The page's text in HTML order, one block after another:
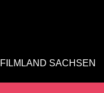
FILMLAND SACHSEN